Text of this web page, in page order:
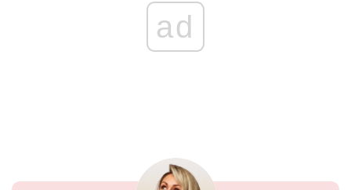
ad